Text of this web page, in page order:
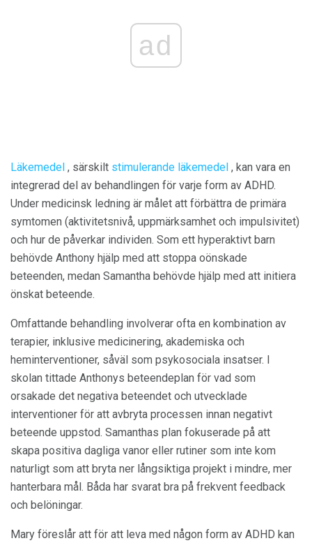
ad
Läkemedel , särskilt stimulerande läkemedel , kan vara en
integrerad del av behandlingen för varje form av ADHD.
Under medicinsk ledning är målet att förbättra de primära
symtomen (aktivitetsnivå, uppmärksamhet och impulsivitet)
och hur de påverkar individen. Som ett hyperaktivt barn
behövde Anthony hjälp med att stoppa oönskade
beteenden, medan Samantha behövde hjälp med att initiera
önskat beteende.
Omfattande behandling involverar ofta en kombination av
terapier, inklusive medicinering, akademiska och
heminterventioner, såväl som psykosociala insatser. I
skolan tittade Anthonys beteendeplan för vad som
orsakade det negativa beteendet och utvecklade
interventioner för att avbryta processen innan negativt
beteende uppstod. Samanthas plan fokuserade på att
skapa positiva dagliga vanor eller rutiner som inte kom
naturligt som att bryta ner långsiktiga projekt i mindre, mer
hanterbara mål. Båda har svarat bra på frekvent feedback
och belöningar.
Mary föreslår att för att leva med någon form av ADHD kan